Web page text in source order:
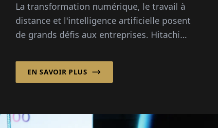
responsabilité
La transformation numérique, le travail à
distance et l'intelligence artificielle posent
de grands défis aux entreprises. Hitachi
EN SAVOIR PLUS